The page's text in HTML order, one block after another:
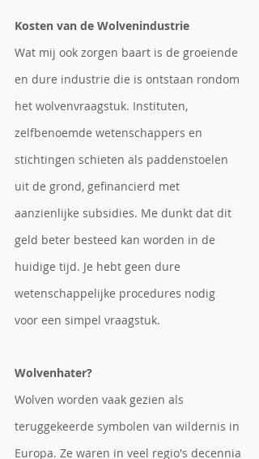
Kosten van de Wolvenindustrie
Wat mij ook zorgen baart is de groeiende
en dure industrie die is ontstaan rondom
het wolvenvraagstuk. Instituten,
zelfbenoemde wetenschappers en
stichtingen schieten als paddenstoelen
uit de grond, gefinancierd met
aanzienlijke subsidies. Me dunkt dat dit
geld beter besteed kan worden in de
huidige tijd. Je hebt geen dure
wetenschappelijke procedures nodig
voor een simpel vraagstuk.
Wolvenhater?
Wolven worden vaak gezien als
teruggekeerde symbolen van wildernis in
Europa. Ze waren in veel regio's decennia